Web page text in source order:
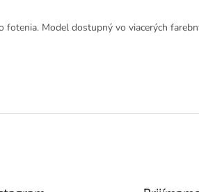
fotenia. Model dostupný vo viacerých